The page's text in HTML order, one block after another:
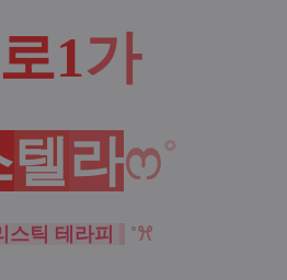
로1가
텔 라ෆ˚
스틱 테라피 ˚ꕮ